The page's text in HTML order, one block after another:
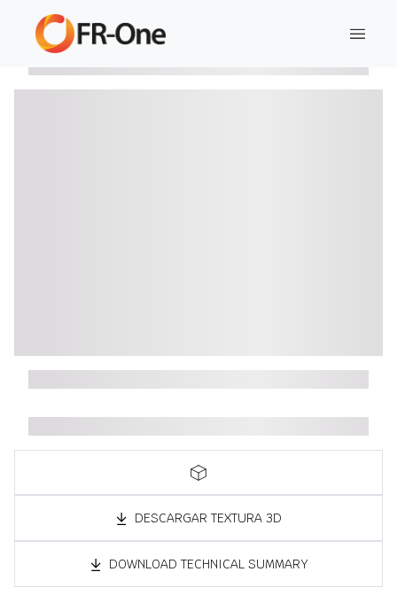
DESCARGAR TEXTURA 3D
DOWNLOAD TECHNICAL SUMMARY